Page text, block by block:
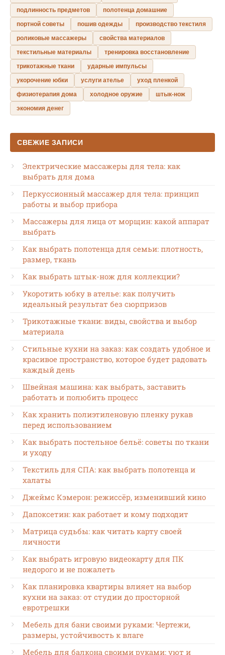
подлинность предметов
полотенца домашние
портной советы
пошив одежды
производство текстиля
роликовые массажеры
свойства материалов
текстильные материалы
тренировка восстановление
трикотажные ткани
ударные импульсы
укорочение юбки
услуги ателье
уход пленкой
физиотерапия дома
холодное оружие
штык-нож
экономия денег
СВЕЖИЕ ЗАПИСИ
Электрические массажеры для тела: как
выбрать для дома
Перкуссионный массажер для тела: принцип
работы и выбор прибора
Массажеры для лица от морщин: какой аппарат
выбрать
Как выбрать полотенца для семьи: плотность,
размер, ткань
Как выбрать штык-нож для коллекции?
Укоротить юбку в ателье: как получить
идеальный результат без сюрпризов
Трикотажные ткани: виды, свойства и выбор
материала
Стильные кухни на заказ: как создать удобное и
красивое пространство, которое будет радовать
каждый день
Швейная машина: как выбрать, заставить
работать и полюбить процесс
Как хранить полиэтиленовую пленку рукав
перед использованием
Как выбрать постельное бельё: советы по ткани
и уходу
Текстиль для СПА: как выбрать полотенца и
халаты
Джеймс Кэмерон: режиссёр, изменивший кино
Дапоксетин: как работает и кому подходит
Матрица судьбы: как читать карту своей
личности
Как выбрать игровую видеокарту для ПК
недорого и не пожалеть
Как планировка квартиры влияет на выбор
кухни на заказ: от студии до просторной
евротрешки
Мебель для бани своими руками: Чертежи,
размеры, устойчивость к влаге
Мебель для балкона своими руками: уют и